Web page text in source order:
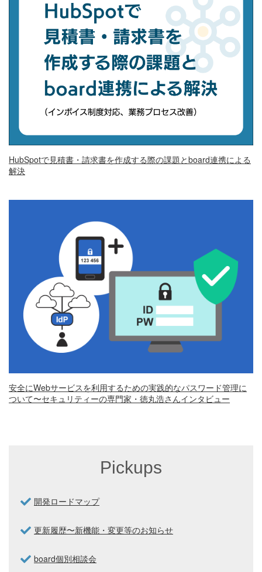
HubSpotで見積書・請求書を作成する際の課題とboard連携による
解決
安全にWebサービスを利用するための実践的なパスワード管理に
ついて〜セキュリティーの専門家・徳丸浩さんインタビュー
Pickups
開発ロードマップ
更新履歴〜新機能・変更等のお知らせ
board個別相談会